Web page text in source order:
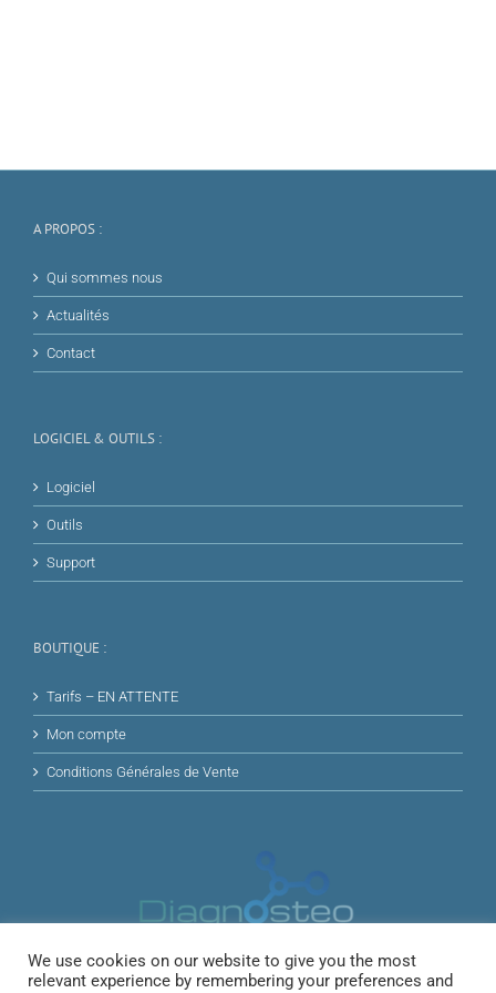
A PROPOS :
Qui sommes nous
Actualités
Contact
LOGICIEL & OUTILS :
Logiciel
Outils
Support
BOUTIQUE :
Tarifs – EN ATTENTE
Mon compte
Conditions Générales de Vente
We use cookies on our website to give you the most
relevant experience by remembering your preferences and